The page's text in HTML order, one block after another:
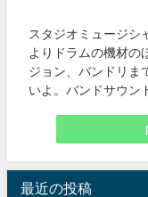
スタジオミュージシ
よりドラムの機材の
ジョン、バンドリま
いよ。バンドサウン
最近の投稿